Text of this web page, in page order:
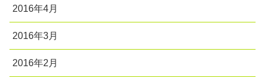
2016年4月
2016年3月
2016年2月